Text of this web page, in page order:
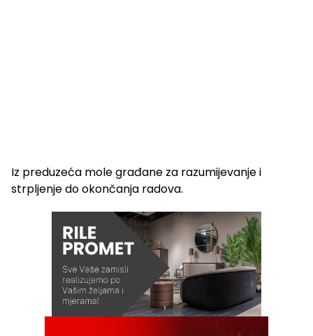
Iz preduzeća mole građane za razumijevanje i
strpljenje do okončanja radova.